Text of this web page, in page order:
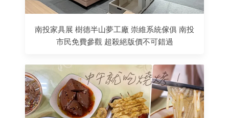
南投家具展 樹德半山夢工廠 崇維系統傢俱 南投
市民免費參觀 超殺絕版價不可錯過